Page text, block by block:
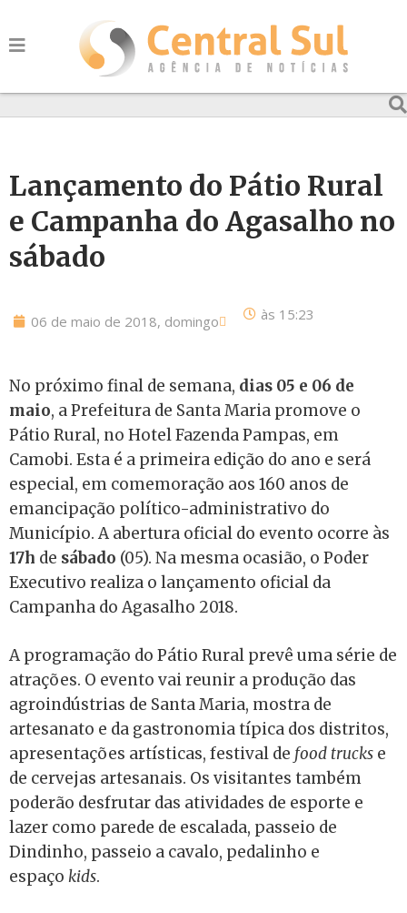
Lançamento do Pátio Rural
e Campanha do Agasalho no
sábado
06 de maio de 2018, domingo às 15:23
No próximo final de semana, dias 05 e 06 de
maio, a Prefeitura de Santa Maria promove o
Pátio Rural, no Hotel Fazenda Pampas, em
Camobi. Esta é a primeira edição do ano e será
especial, em comemoração aos 160 anos de
emancipação político-administrativo do
Município. A abertura oficial do evento ocorre às
17h de sábado (05). Na mesma ocasião, o Poder
Executivo realiza o lançamento oficial da
Campanha do Agasalho 2018.
A programação do Pátio Rural prevê uma série de
atrações. O evento vai reunir a produção das
agroindústrias de Santa Maria, mostra de
artesanato e da gastronomia típica dos distritos,
apresentações artísticas, festival de food trucks e
de cervejas artesanais. Os visitantes também
poderão desfrutar das atividades de esporte e
lazer como parede de escalada, passeio de
Dindinho, passeio a cavalo, pedalinho e
espaço kids.